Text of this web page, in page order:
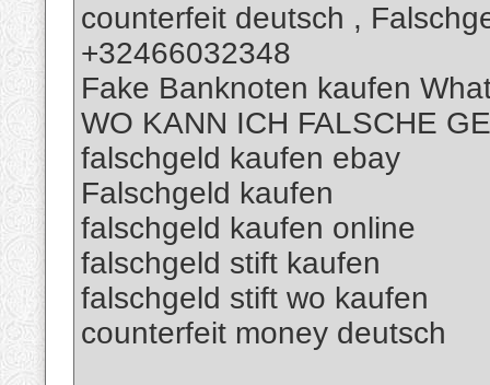
counterfeit deutsch ,
+32466032348
Fake Banknoten kaufen
WO KANN ICH FALSCHE
falschgeld kaufen ebay
Falschgeld kaufen
falschgeld kaufen online
falschgeld stift kaufen
falschgeld stift wo kaufen
counterfeit money deutsch